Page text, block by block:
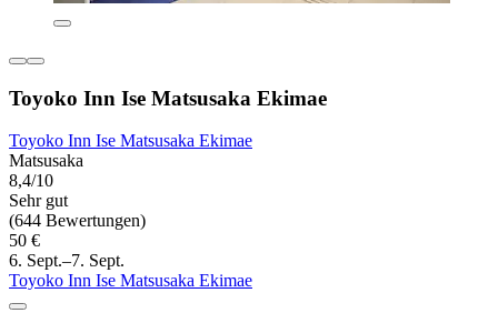
Toyoko Inn Ise Matsusaka Ekimae
Toyoko Inn Ise Matsusaka Ekimae
Matsusaka
8,4/10
Sehr gut
(644 Bewertungen)
50 €
6. Sept.–7. Sept.
Toyoko Inn Ise Matsusaka Ekimae